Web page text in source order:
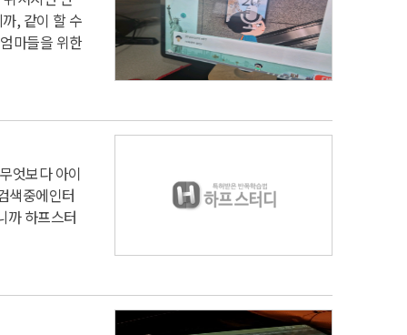
, 같이 할 수
엄마들을 위한
무엇보다 아이
색중에인터
까 하프스터